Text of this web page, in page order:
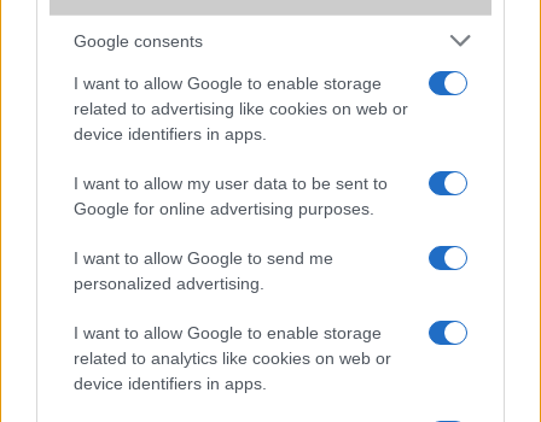
Google consents
I want to allow Google to enable storage
related to advertising like cookies on web or
device identifiers in apps.
I want to allow my user data to be sent to
Google for online advertising purposes.
I want to allow Google to send me
personalized advertising.
I want to allow Google to enable storage
related to analytics like cookies on web or
device identifiers in apps.
ZTE
Mennyibe kerül
Keressen a telefonboltok ajánlatai között!
TELEFONOK GYORSLISTA